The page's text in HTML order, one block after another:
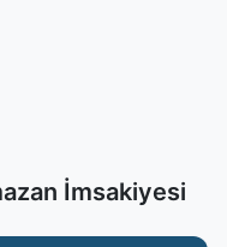
İmsakiyesi